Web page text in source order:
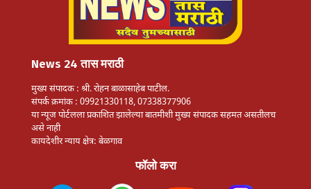
News 24 तास मराठी
मुख्य संपादक : श्री. रोहन बाळासाहेब पाटील.
संपर्क क्रमांक : 09921330118, 07338377906
या न्यूज पोर्टलला प्रकाशित झालेल्या बातमीशी मुख्य संपादक सहमत असतीलच
असे नाही
कायदेशीर न्याय क्षेत्र: बेळगाव
फॉलो करा